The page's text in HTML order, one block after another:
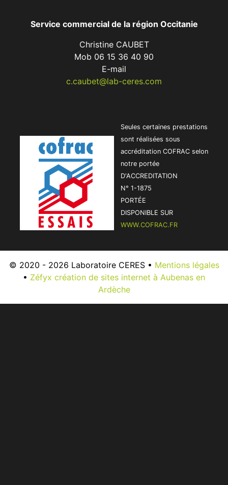
Service commercial de la région Occitanie
Christine CAUBET
Mob 06 15 36 40 90
E-mail
c.caubet@lab-ceres.com
Seules certaines prestations
sont réalisées sous
accréditation COFRAC selon
notre portée
D'ACCREDITATION
N° 1-1875
PORTÉE
DISPONIBLE SUR
WWW.COFRAC.FR
© 2020 - 2026 Laboratoire CERES • Mentions légales
• Zéfyx création de sites internet à Aubenas en
Ardèche